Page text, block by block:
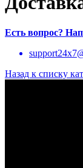
Есть вопрос?
Назад к списку